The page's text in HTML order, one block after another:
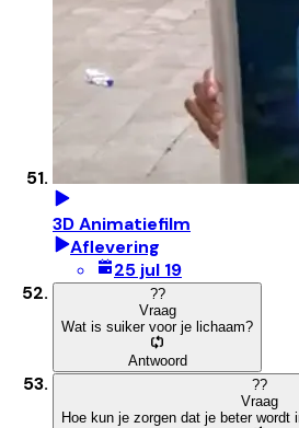
3D Animatiefilm
Aflevering
25 jul 19
??
Vraag
Wat is suiker voor je lichaam?
Antwoord
??
Vraag
Hoe kun je zorgen dat je beter wordt